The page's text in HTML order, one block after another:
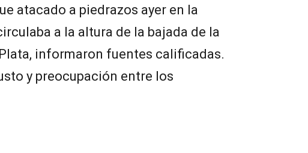
atacado a piedrazos ayer en la
a la altura de la bajada de la
informaron fuentes calificadas.
y preocupación entre los